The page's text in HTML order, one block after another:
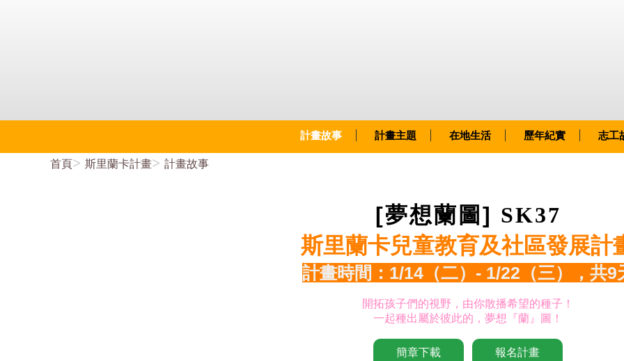
首頁 斯里蘭卡計畫 計畫故事
計畫故事 計畫主題 在地生活 歷年紀實 志工
[夢想蘭 圖] SK37
斯里蘭卡兒童教育及社區發展計
計畫時間：1/14（二）- 1/22（三），共9
開拓孩子們的視野，由你散播希望的種子！
一起種出屬於彼此的，夢想『蘭』圖！
簡章下載 報名計畫